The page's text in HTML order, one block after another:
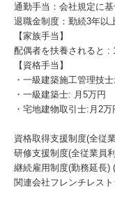
通勤手当：会社規定に
退職金制度：勤続3年以
【家族手当】
配偶者を扶養されると :
【資格手当】
・一級建築施工管理技
・一級建築士: 月5万円
・宅地建物取引士:月2万
資格取得支援制度(全従
研修支援制度(全従業員
継続雇用制度(勤務延長)
関連会社フレンチレス